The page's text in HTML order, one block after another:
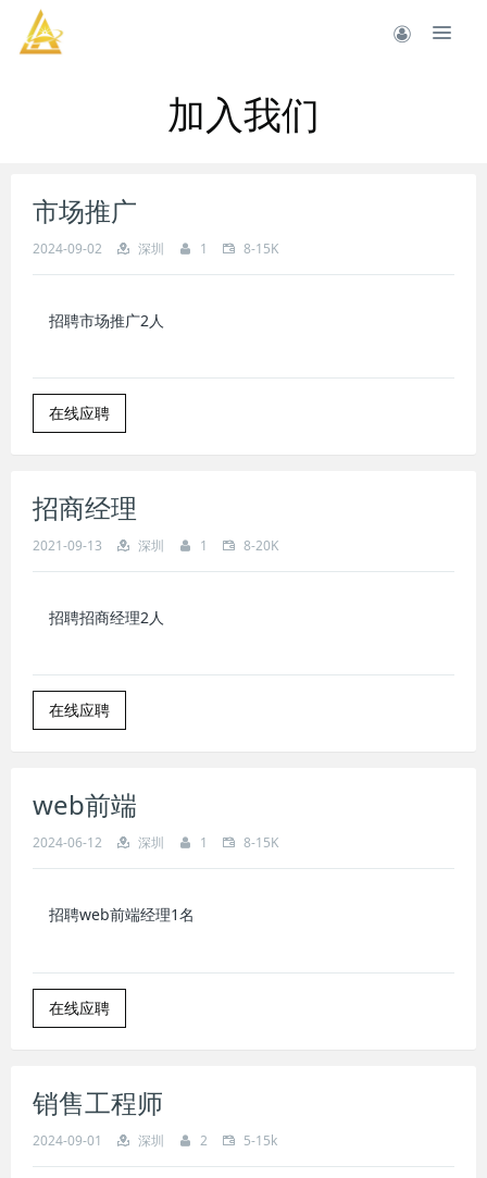
加入我们
市场推广
2024-09-02 深圳 1 8-15K
招聘市场推广2人
在线应聘
招商经理
2021-09-13 深圳 1 8-20K
招聘招商经理2人
在线应聘
web前端
2024-06-12 深圳 1 8-15K
招聘web前端经理1名
在线应聘
销售工程师
2024-09-01 深圳 2 5-15k